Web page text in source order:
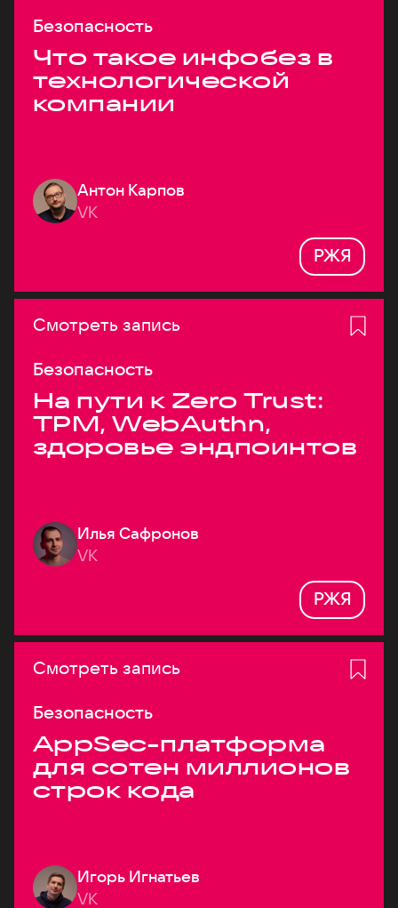
Безопасность
Что такое инфобез в
технологической
компании
Антон Карпов
VK
РЖЯ
Смотреть запись
Безопасность
На пути к Zero Trust:
TPM, WebAuthn,
здоровье эндпоинтов
Илья Сафронов
VK
РЖЯ
Смотреть запись
Безопасность
AppSec-платформа
для сотен миллионов
строк кода
Игорь Игнатьев
VK